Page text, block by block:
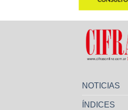
NOTICIAS
ÍNDICES